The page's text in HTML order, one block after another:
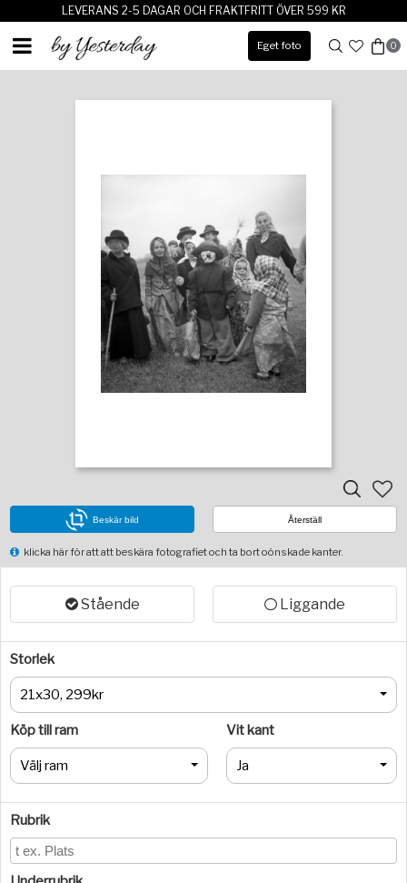
LEVERANS 2-5 DAGAR OCH FRAKTFRITT ÖVER 599 KR
Eget foto 0
Beskär bild Återställ
klicka här för att att beskära fotografiet och ta bort oönskade kanter.
Stående Liggande
Storlek
21x30, 299kr
Köp till ram
Välj ram
Vit kant
Ja
Rubrik